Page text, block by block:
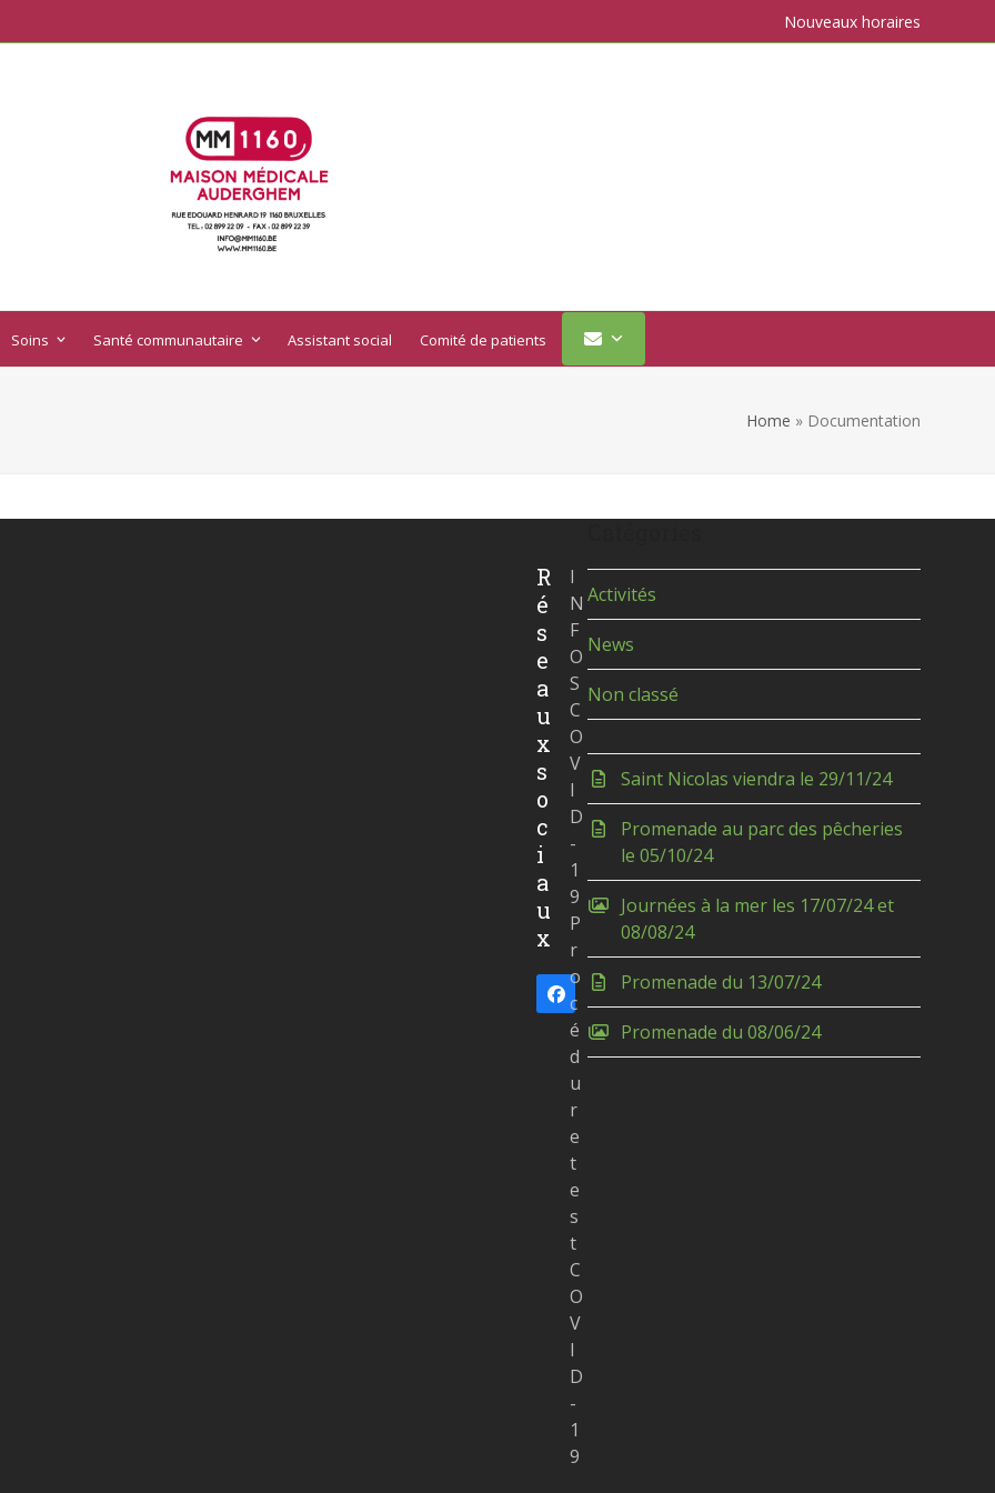
Nouveaux horaires
Soins Santé communautaire Assistant social Comité de patients
Home » Documentation
Activités
News
Non classé
Saint Nicolas viendra le 29/11/24
Promenade au parc des pêcheries
le 05/10/24
Journées à la mer les 17/07/24 et
08/08/24
Promenade du 13/07/24
Promenade du 08/06/24
R
é
s
e
a
u
x
s
o
c
i
a
u
x
Facebook
I
N
F
O
S
C
O
V
I
D
-
1
9
P
r
o
c
é
d
u
r
e
t
e
s
t
C
O
V
I
D
-
1
9